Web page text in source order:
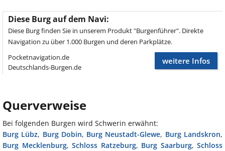
Diese Burg auf dem Navi:
Diese Burg finden Sie in unserem Produkt "Burgenführer". Direkte
Navigation zu über 1.000 Burgen und deren Parkplätze.
Pocketnavigation.de
Deutschlands-Burgen.de
weitere Infos
Querverweise
Bei folgenden Burgen wird Schwerin erwähnt:
Burg Lübz, Burg Dobin, Burg Neustadt-Glewe, Burg Landskron,
Burg Mecklenburg, Schloss Ratzeburg, Burg Saarburg, Schloss